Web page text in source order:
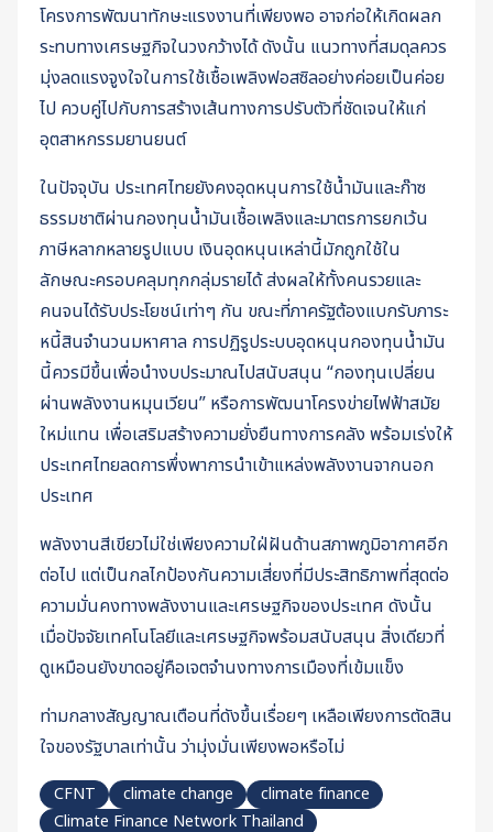
โครงการพัฒนาทักษะแรงงานที่เพียงพอ อาจก่อให้เกิดผลก
ระทบทางเศรษฐกิจในวงกว้างได้ ดังนั้น แนวทางที่สมดุลควร
มุ่งลดแรงจูงใจในการใช้เชื้อเพลิงฟอสซิลอย่างค่อยเป็นค่อย
ไป ควบคู่ไปกับการสร้างเส้นทางการปรับตัวที่ชัดเจนให้แก่
อุตสาหกรรมยานยนต์
ในปัจจุบัน ประเทศไทยยังคงอุดหนุนการใช้น้ำมันและก๊าซ
ธรรมชาติผ่านกองทุนน้ำมันเชื้อเพลิงและมาตรการยกเว้น
ภาษีหลากหลายรูปแบบ เงินอุดหนุนเหล่านี้มักถูกใช้ใน
ลักษณะครอบคลุมทุกกลุ่มรายได้ ส่งผลให้ทั้งคนรวยและ
คนจนได้รับประโยชน์เท่าๆ กัน ขณะที่ภาครัฐต้องแบกรับภาระ
หนี้สินจำนวนมหาศาล การปฏิรูประบบอุดหนุนกองทุนน้ำมัน
นี้ควรมีขึ้นเพื่อนำงบประมาณไปสนับสนุน “กองทุนเปลี่ยน
ผ่านพลังงานหมุนเวียน” หรือการพัฒนาโครงข่ายไฟฟ้าสมัย
ใหม่แทน เพื่อเสริมสร้างความยั่งยืนทางการคลัง พร้อมเร่งให้
ประเทศไทยลดการพึ่งพาการนำเข้าแหล่งพลังงานจากนอก
ประเทศ
พลังงานสีเขียวไม่ใช่เพียงความใฝ่ฝันด้านสภาพภูมิอากาศอีก
ต่อไป แต่เป็นกลไกป้องกันความเสี่ยงที่มีประสิทธิภาพที่สุดต่อ
ความมั่นคงทางพลังงานและเศรษฐกิจของประเทศ ดังนั้น
เมื่อปัจจัยเทคโนโลยีและเศรษฐกิจพร้อมสนับสนุน สิ่งเดียวที่
ดูเหมือนยังขาดอยู่คือเจตจำนงทางการเมืองที่เข้มแข็ง
ท่ามกลางสัญญาณเตือนที่ดังขึ้นเรื่อยๆ เหลือเพียงการตัดสิน
ใจของรัฐบาลเท่านั้น ว่ามุ่งมั่นเพียงพอหรือไม่
CFNT climate change
climate finance
Climate Finance Network Thailand